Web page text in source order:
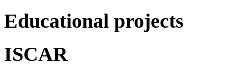
Educational projects
ISCAR